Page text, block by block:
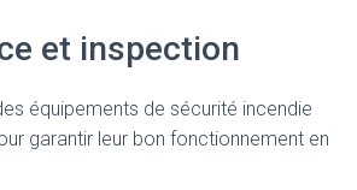
et inspection
équipements de sécurité incendie
garantir leur bon fonctionnement en